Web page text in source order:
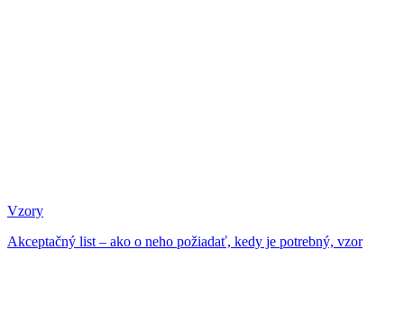
Vzory
Akceptačný list – ako o neho požiadať, kedy je potrebný, vzor